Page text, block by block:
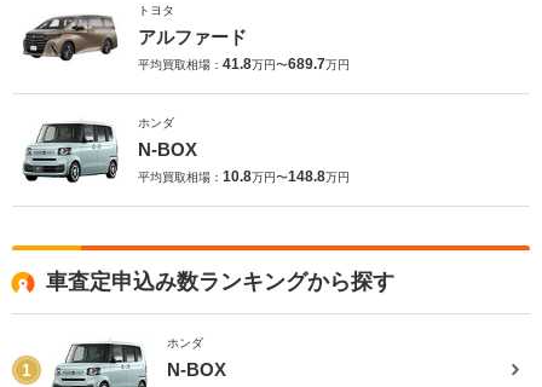
トヨタ
アルファード
平均買取相場： 41.8万円〜689.7万円
ホンダ
N-BOX
平均買取相場： 10.8万円〜148.8万円
車査定申込み数ランキングから探す
1
ホンダ
N-BOX